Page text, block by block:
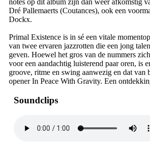
notes op dit album zijn dan weer afkomstig
Dré Pallemaerts (Coutances), ook een
Dockx.
Primal Existence is in sé een vitale
van twee ervaren jazzrotten die een jong
geven. Hoewel het gros van de nummers
voor een aandachtig luisterend paar oren, is
groove, ritme en swing aanwezig en dat van
opener In Peace With Gravity. Een
Soundclips